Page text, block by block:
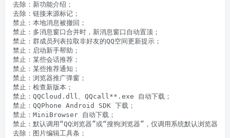
去除：新功能介绍；
去除：链接来源标记；
禁止：本地消息被撤回；
禁止：多消息窗口合并时，新消息窗口自动置顶；
禁止：群成员列表拉取非好友的QQ空间更新提示；
禁止：启动新手帮助；
禁止：某些会话推荐；
禁止：某些推荐通知；
禁止：浏览器推广弹窗；
禁止：检查新版本；
禁止：QQCloud.dll、QQcall**.exe 自动下载；
禁止：QQPhone Android SDK 下载；
禁止：MiniBrowser 自动下载；
禁止：默认调用“QQ浏览器”或“搜狗浏览器”，仅调用系统默认浏览器；
去除：图片编辑工具条；